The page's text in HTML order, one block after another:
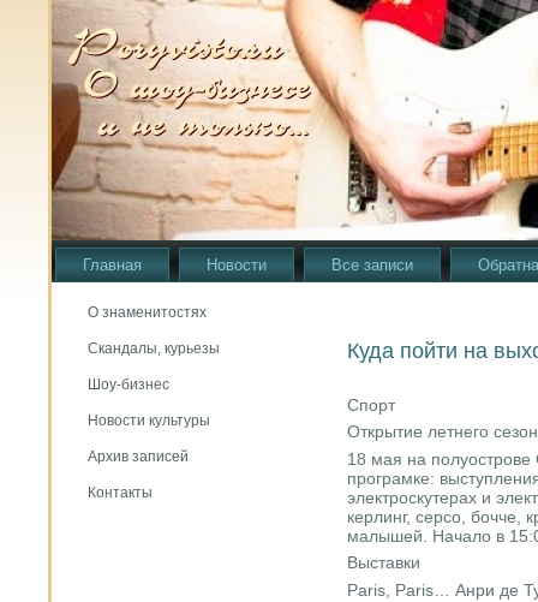
Главная Новости Все записи
О знаменитостях
Скандалы, курьезы
Шоу-бизнес
Новости культуры
Архив записей
Контакты
Куда пойти на
Спорт
Открытие летнего
18 мая на
програмке:
электроскутерах и
керлинг, серсо, бочче,
малышей. Начало в
Выставки
Paris, Paris… Анри де